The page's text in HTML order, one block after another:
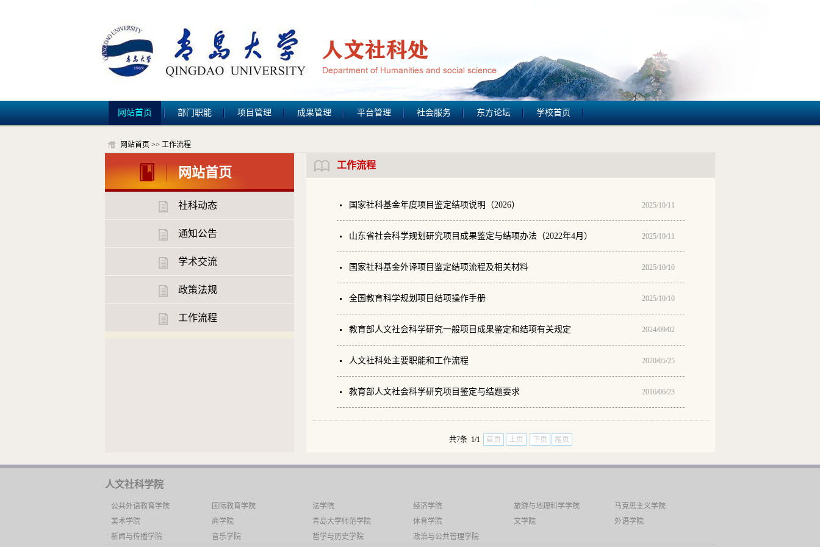
网站首页 部门职能 项目管理 成果管理 平台管理 社会服务 东方论坛 学校首页
网站首页 >> 工作流程
网站首页
社科动态
通知公告
学术交流
政策法规
工作流程
工作流程
国家社科基金年度项目鉴定结项说明（2026） 2025/10/11
山东省社会科学规划研究项目成果鉴定与结项办法（2022年4月） 2025/10/11
国家社科基金外译项目鉴定结项流程及相关材料 2025/10/10
全国教育科学规划项目结项操作手册 2025/10/10
教育部人文社会科学研究一般项目成果鉴定和结项有关规定 2024/09/02
人文社科处主要职能和工作流程 2020/05/25
教育部人文社会科学研究项目鉴定与结题要求 2016/06/23
共7条 1/1 首页 上页 下页 尾页
人文社科学院
公共外语教育学院 国际教育学院 法学院 经济学院 旅游与地理科学学院
马克思主义学院
美术学院
商学院 青岛大学师范学院 体育学院 文学院
外语学院
新闻与传播学院
音乐学院 哲学与历史学院 政治与公共管理学院